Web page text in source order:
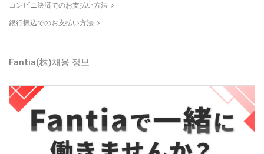
コンビニ決済でのお支払い方法
銀行振込でのお支払い方法
Fantia(株)채용 정보